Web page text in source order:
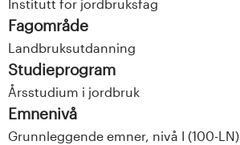
Institutt for jordbruksfag
Fagområde
Landbruksutdanning
Studieprogram
Årsstudium i jordbruk
Emnenivå
Grunnleggende emner, nivå I (100-LN)